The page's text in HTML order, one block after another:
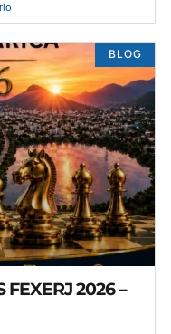
BLOG
FEXERJ 2026 –